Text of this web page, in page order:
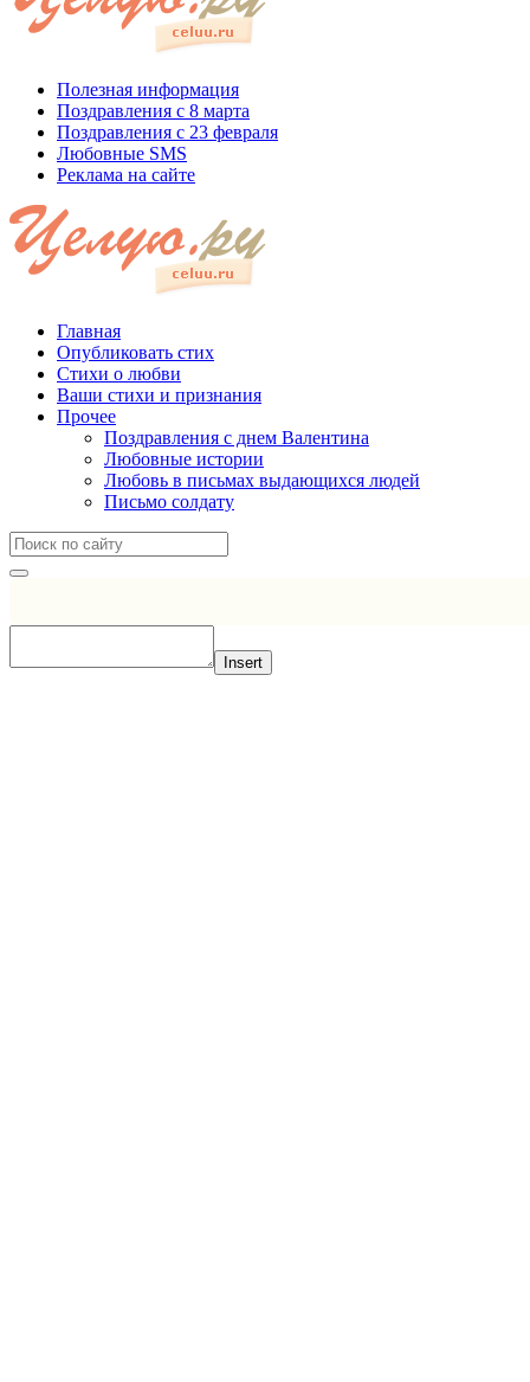
Полезная информация
Поздравления с 8 марта
Поздравления с 23 февраля
Любовные SMS
Реклама на сайте
Главная
Опубликовать стих
Стихи о любви
Ваши стихи и признания
Прочее
Поздравления с днем Валентина
Любовные истории
Любовь в письмах выдающихся людей
Письмо солдату
Insert